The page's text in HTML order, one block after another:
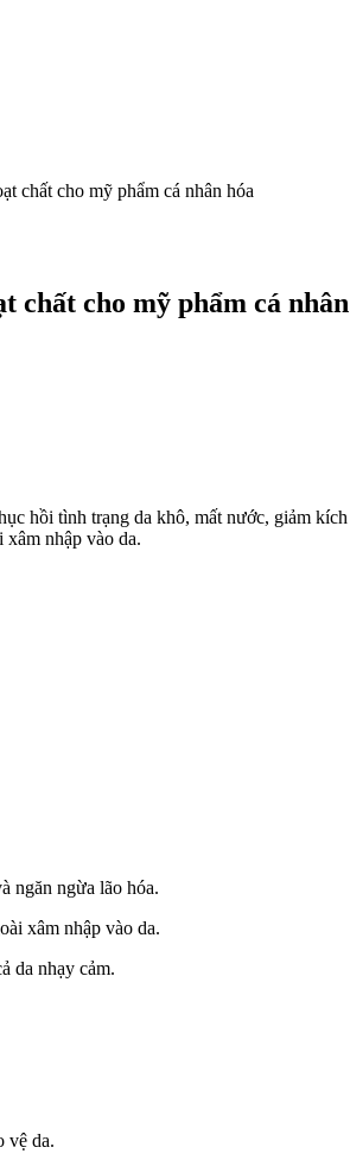
chất cho mỹ phẩm cá nhân hóa
chất cho mỹ phẩm cá
hồi tình trạng da khô, mất nước, giảm
xâm nhập vào da.
ngăn ngừa lão hóa.
xâm nhập vào da.
da nhạy cảm.
vệ da.